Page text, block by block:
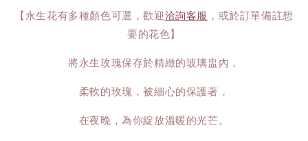
【永生花有多種顏色可選，歡迎洽詢客服 ，或於訂單備註想
要的花色】
將永生玫瑰保存於精緻的玻璃盅內，
柔軟的玫瑰，被細心的保護著，
在夜晚，為你綻放溫暖的光芒。